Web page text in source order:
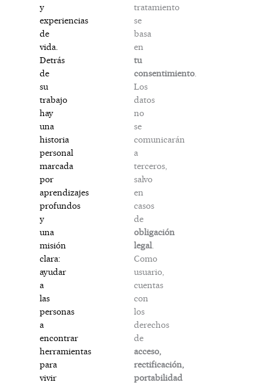
y
experiencias
de
vida.
Detrás
de
su
trabajo
hay
una
historia
personal
marcada
por
aprendizajes
profundos
y
una
misión
clara:
ayudar
a
las
personas
a
encontrar
herramientas
para
vivir
tratamiento
se
basa
en
tu
consentimiento
Los
datos
no
se
comunicarán
a
terceros,
salvo
en
casos
de
obligación
legal
Como
usuario,
cuentas
con
los
derechos
de
acceso,
rectificación,
portabilidad